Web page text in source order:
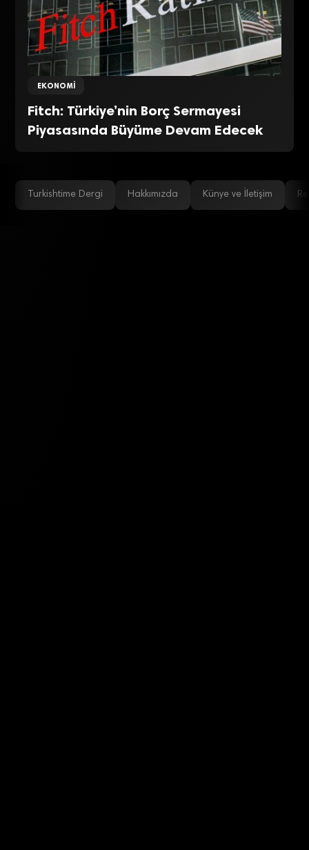
EKONOMI
Fitch: Türkiye’nin Borç Sermayesi
Piyasasında Büyüme Devam Edecek
Turkishtime Dergi Hakkımızda Künye ve İletişim